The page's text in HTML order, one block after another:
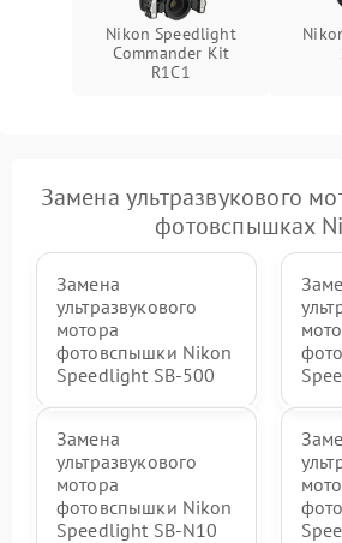
Nikon Speedlight
Commander Kit
R1C1
Замена ультразвукового
фотовспышках
Замена
ультразвукового
мотора
фотовспышки Nikon
Speedlight SB-500
Замена
ультразвукового
мотора
фотовспышки Nikon
Speedlight SB-N10